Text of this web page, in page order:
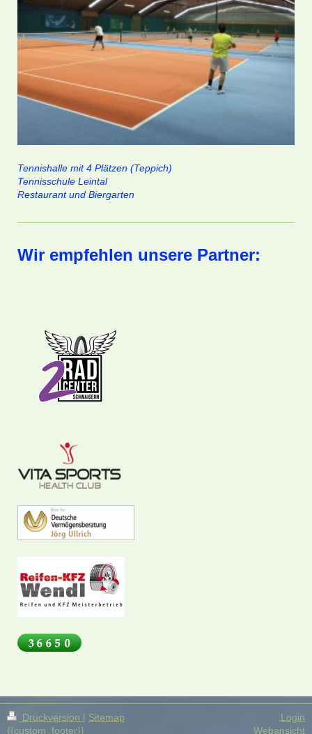
Tennishalle mit 4 Plätzen (Teppich)
Tennisschule Leintal
Restaurant und Biergarten
Wir empfehlen unsere Partner:
Druckversion | Sitemap
{{custom_footer}}
Login
Webansicht